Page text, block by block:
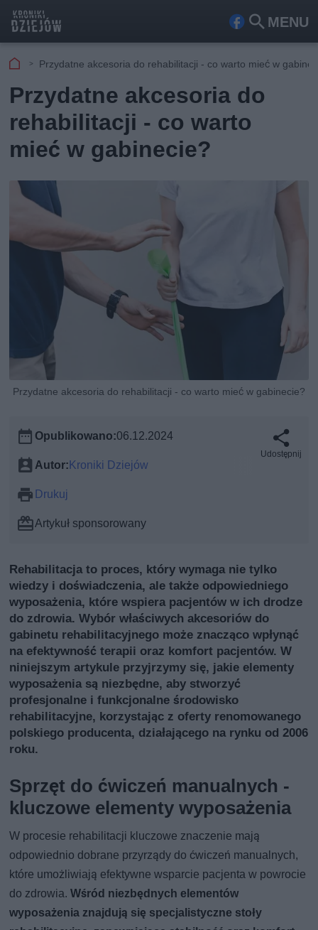
MENU
Fa
ook
Szu
kaj
Przydatne akcesoria do rehabilitacji - co warto mieć w
Przydatne akcesoria do
rehabilitacji - co warto
mieć w gabinecie?
Przydatne akcesoria do rehabilitacji - co warto mieć w gabinecie?
Opublikowano:06.12.2024
Autor:Kroniki Dziejów
Drukuj
Artykuł sponsorowany
Udostępnij
Rehabilitacja to proces, który wymaga nie tylko
wiedzy i doświadczenia, ale także odpowiedniego
wyposażenia, które wspiera pacjentów w ich drodze
do zdrowia. Wybór właściwych akcesoriów do
gabinetu rehabilitacyjnego może znacząco wpłynąć
na efektywność terapii oraz komfort pacjentów. W
niniejszym artykule przyjrzymy się, jakie elementy
wyposażenia są niezbędne, aby stworzyć
profesjonalne i funkcjonalne środowisko
rehabilitacyjne, korzystając z oferty renomowanego
polskiego producenta, działającego na rynku od 2006
roku.
Sprzęt do ćwiczeń manualnych -
kluczowe elementy wyposażenia
W procesie rehabilitacji kluczowe znaczenie mają
odpowiednio dobrane przyrządy do ćwiczeń manualnych,
które umożliwiają efektywne wsparcie pacjenta w powrocie
do zdrowia.Wśród niezbędnych elementów
wyposażenia znajdują się specjalistyczne stoły